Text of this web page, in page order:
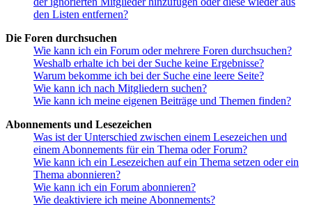
den Listen entfernen?
Die Foren durchsuchen
Wie kann ich ein Forum oder mehrere Foren durchsuchen?
Weshalb erhalte ich bei der Suche keine Ergebnisse?
Warum bekomme ich bei der Suche eine leere Seite?
Wie kann ich nach Mitgliedern suchen?
Wie kann ich meine eigenen Beiträge und Themen finden?
Abonnements und Lesezeichen
Was ist der Unterschied zwischen einem Lesezeichen und
einem Abonnements für ein Thema oder Forum?
Wie kann ich ein Lesezeichen auf ein Thema setzen oder ein
Thema abonnieren?
Wie kann ich ein Forum abonnieren?
Wie deaktiviere ich meine Abonnements?